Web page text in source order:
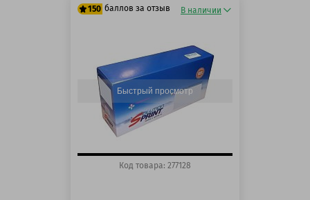
150 баллов за отзыв
150 баллов
В наличии
Быстрый просмотр
Код товара: 277128